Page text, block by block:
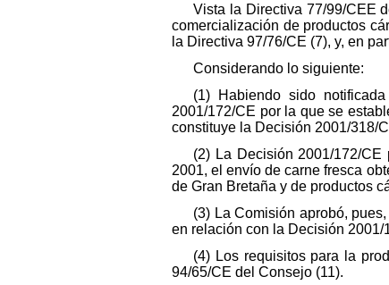
Vista la Directiva 77/99/CEE
comercialización de productos
la Directiva 97/76/CE (7), y, en
Considerando lo siguiente:
(1) Habiendo sido
2001/172/CE por la que se
constituye la Decisión 2001/318/
(2) La Decisión 2001/172/
2001, el envío de carne fresca
de Gran Bretaña y de productos
(3) La Comisión aprobó,
en relación con la Decisión
(4) Los requisitos para la
94/65/CE del Consejo (11).